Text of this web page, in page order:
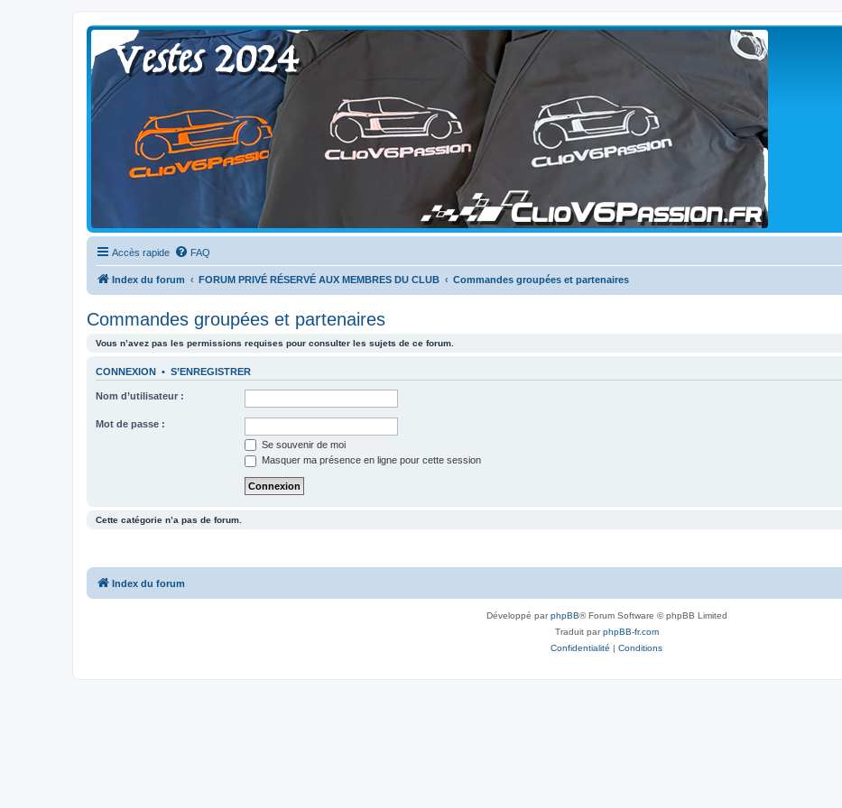
Clio V6 Passion
Le site français des passionnés de Clio V6
Accès rapide FAQ
Index du forum FORUM PRIVÉ RÉSERVÉ AUX MEMBRES DU CLUB Commandes groupées et partenaires
Commandes groupées et partenaires
Vous n’avez pas les permissions requises pour consulter les sujets de ce forum.
CONNEXION • S’ENREGISTRER
Nom d’utilisateur :
Mot de passe :
Se souvenir de moi
Masquer ma présence en ligne pour cette session
Cette catégorie n’a pas de forum.
Index du forum
Développé parphpBB® Forum Software © phpBB Limited
Traduit parphpBB-fr.com
Confidentialité | Conditions